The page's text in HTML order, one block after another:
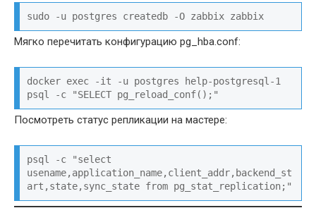
sudo -u postgres createdb -O zabbix zabbix
Мягко перечитать конфигурацию pg_hba.conf:
docker exec -it -u postgres help-postgresql-1
psql -c "SELECT pg_reload_conf();"
Посмотреть статус репликации на мастере:
psql -c "select
usename,application_name,client_addr,backend_st
art,state,sync_state from pg_stat_replication;"